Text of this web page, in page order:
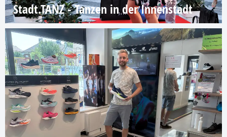
Stadt.TANZ - Tanzen in der Innenstadt